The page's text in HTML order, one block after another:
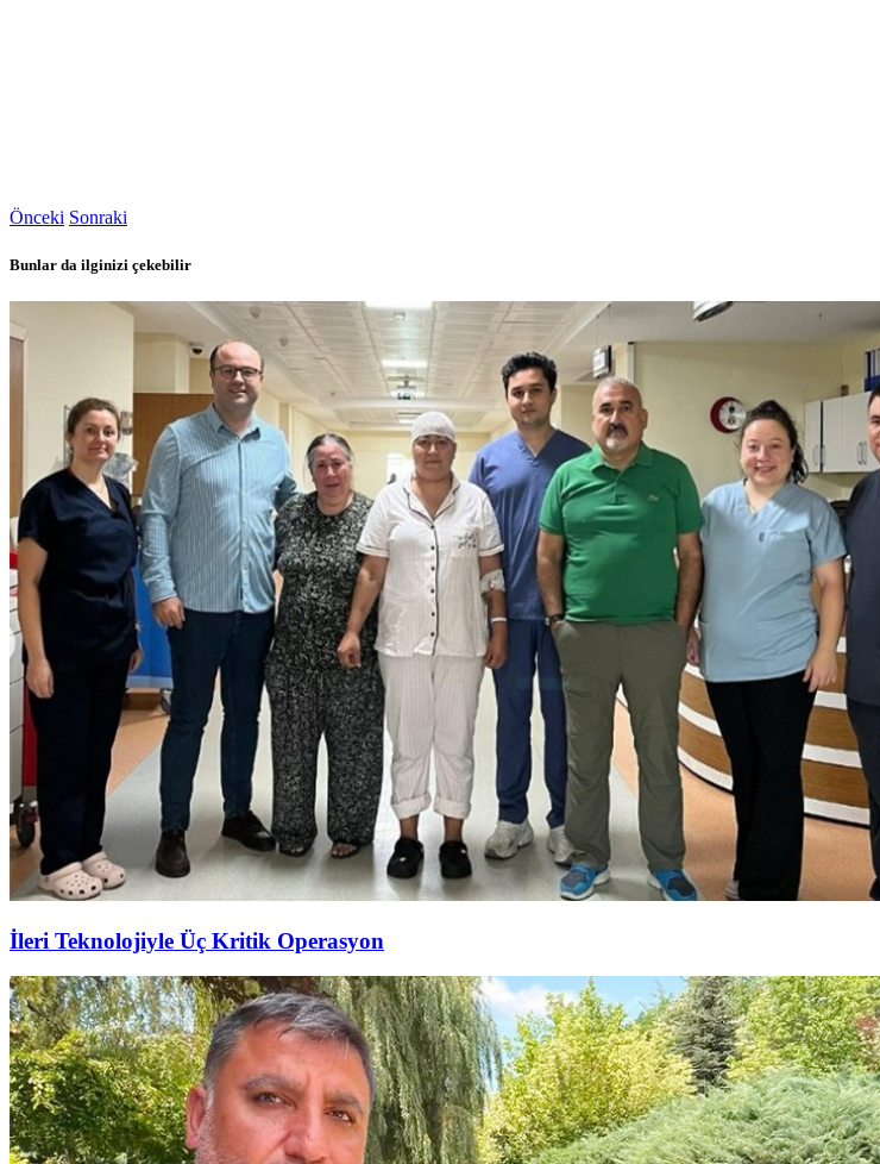
Önceki Sonraki
Bunlar da ilginizi çekebilir
İleri Teknolojiyle Üç Kritik Operasyon